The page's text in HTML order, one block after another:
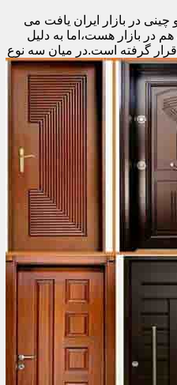
در بازار ایران یافت می
در بازار هست،اما به دلیل
قرار گرفته است.در میان سه نوع